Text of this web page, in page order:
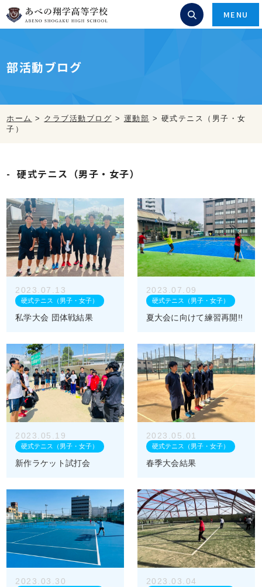
MENU
部活動ブログ
ホーム > クラブ活動ブログ > 運動部 > 硬式テニス（男子・女
子）
硬式テニス（男子・女子）
2023.07.13
硬式テニス（男子・女子）
私学大会 団体戦結果
2023.07.09
硬式テニス（男子・女子）
夏大会に向けて練習再開!!
2023.05.19
硬式テニス（男子・女子）
新作ラケット試打会
2023.05.01
硬式テニス（男子・女子）
春季大会結果
2023.03.30 2023.03.04